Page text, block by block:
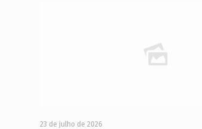
23 de julho de 2026